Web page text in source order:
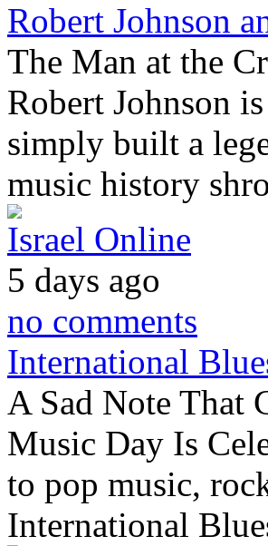
Robert Johnson
The Man at the
Robert Johnson
simply built a
music history
Israel Online
5 days ago
no comments
International
A Sad Note That
Music Day Is
to pop music,
International